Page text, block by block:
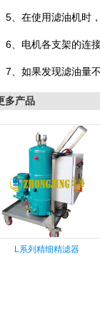
在使用滤油机时，
电机各支架的连接
如果发现滤油量不
多产品
L系列精细精滤器